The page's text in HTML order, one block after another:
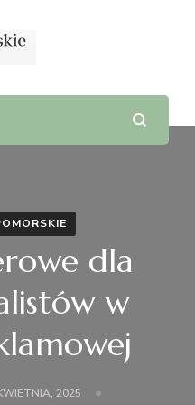
dla
w
2025